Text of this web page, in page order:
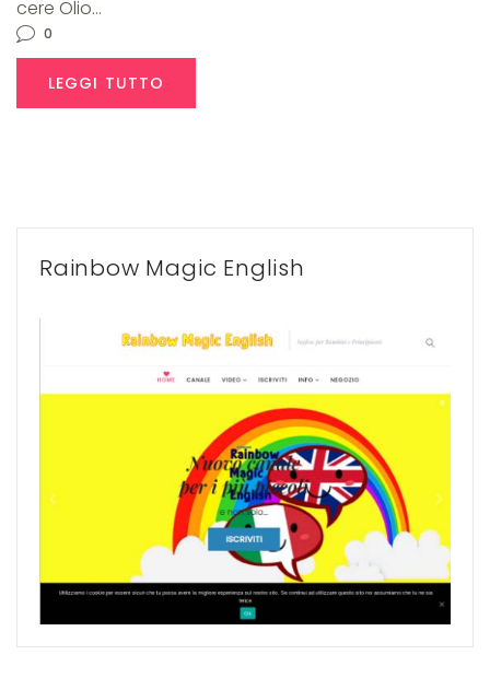
cere Olio…
0
LEGGI TUTTO
Rainbow Magic English